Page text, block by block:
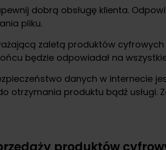
dobrą obsługę klienta.
pliku.
zaletą produktów cyfrowych
będzie odpowiadał na
danych w internecie
otrzymania produktu bądź
produktów